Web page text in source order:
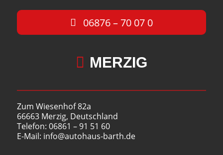
06876 – 70 07 0
 MERZIG
Zum Wiesenhof 82a
66663 Merzig, Deutschland
Telefon: 06861 – 91 51 60
E-Mail: info@autohaus-barth.de